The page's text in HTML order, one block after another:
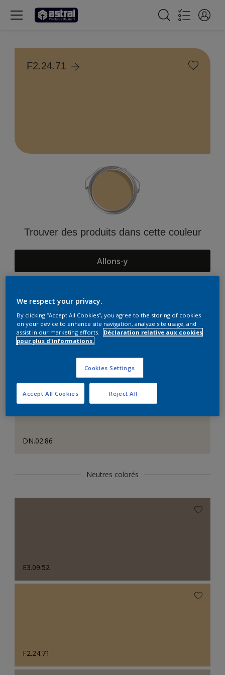
F2.24.71
Trouver des produits dans cette couleur
Allons-y
Suggestions d'Harmonies
DN.02.86
Neutres colorés
E3.09.52
F2.24.71
We respect your privacy.
By clicking “Accept All Cookies”, you agree to the storing of cookies
on your device to enhance site navigation, analyze site usage, and
assist in our marketing efforts.
Déclaration relative aux cookies
pour plus d'informations.
Cookies Settings
Reject All
Accept All Cookies